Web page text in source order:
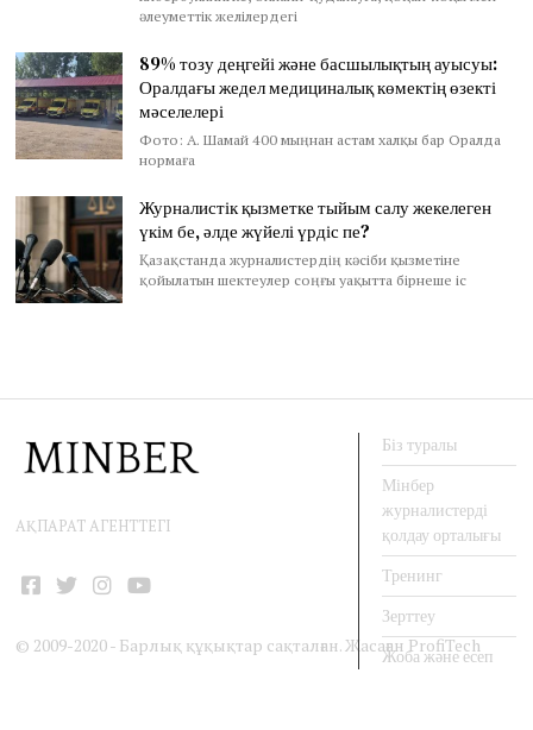
әлеуметтік желілердегі
89% тозу деңгейі және басшылықтың ауысуы:
Оралдағы жедел медициналық көмектің өзекті
мәселелері
Фото: А. Шамай 400 мыңнан астам халқы бар Оралда
нормаға
Журналистік қызметке тыйым салу жекелеген
үкім бе, әлде жүйелі үрдіс пе?
Қазақстанда журналистердің кәсіби қызметіне
қойылатын шектеулер соңғы уақытта бірнеше іс
АҚПАРАТ АГЕНТТЕГІ
© 2009-2020 - Барлық құқықтар сақталған. Жасаған ProfiTech
Біз туралы
Мінбер
журналистерді
қолдау орталығы
Тренинг
Зерттеу
Жоба және есеп